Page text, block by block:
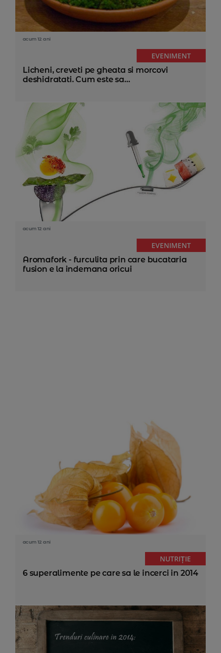
acum 12 ani
EVENIMENT
Licheni, creveti pe gheata si morcovi
deshidratati. Cum este sa...
acum 12 ani
EVENIMENT
Aromafork - furculita prin care bucataria
fusion e la indemana oricui
acum 12 ani
NUTRIȚIE
6 superalimente pe care sa le incerci in 2014